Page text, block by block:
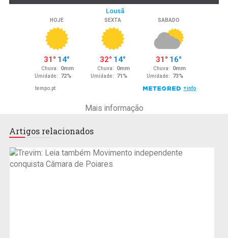
Mais informação
Artigos relacionados